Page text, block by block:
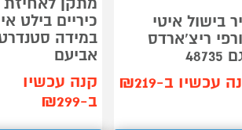
בישול איטי
ריצ'ארדס
עכשיו ב-₪219
כיריים בילט
במידה
אביעם
קנה עכשיו
ב-₪299